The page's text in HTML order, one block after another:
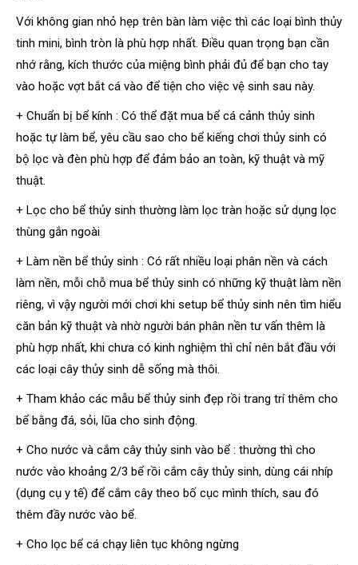
Với không gian nhỏ hẹp trên bàn làm việc thì các loại bình thủy
tinh mini, bình tròn là phù hợp nhất. Điều quan trọng bạn cần
nhớ rằng, kích thước của miệng bình phải đủ để bạn cho tay
vào hoặc vợt bắt cá vào để tiện cho việc vệ sinh sau này.
+ Chuẩn bị bể kính : Có thể đặt mua bể cá cảnh thủy sinh
hoặc tự làm bể, yêu cầu sao cho bể kiếng chơi thủy sinh có
bộ lọc và đèn phù hợp để đảm bảo an toàn, kỹ thuật và mỹ
thuật.
+ Lọc cho bể thủy sinh thường làm lọc tràn hoặc sử dụng lọc
thùng gắn ngoài
+ Làm nền bể thủy sinh : Có rất nhiều loại phân nền và cách
làm nền, mỗi chỗ mua bể thủy sinh có những kỹ thuật làm nền
riêng, vì vậy người mới chơi khi setup bể thủy sinh nên tìm hiểu
căn bản kỹ thuật và nhờ người bán phân nền tư vấn thêm là
phù hợp nhất, khi chưa có kinh nghiệm thì chỉ nên bắt đầu với
các loại cây thủy sinh dễ sống mà thôi.
+ Tham khảo các mẫu bể thủy sinh đẹp rồi trang trí thêm cho
bể bằng đá, sỏi, lũa cho sinh động.
+ Cho nước và cắm cây thủy sinh vào bể : thường thì cho
nước vào khoảng 2/3 bể rồi cắm cây thủy sinh, dùng cái nhíp
(dụng cụ y tế) để cắm cây theo bố cục mình thích, sau đó
thêm đầy nước vào bể.
+ Cho lọc bể cá chạy liên tục không ngừng